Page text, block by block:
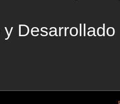
y